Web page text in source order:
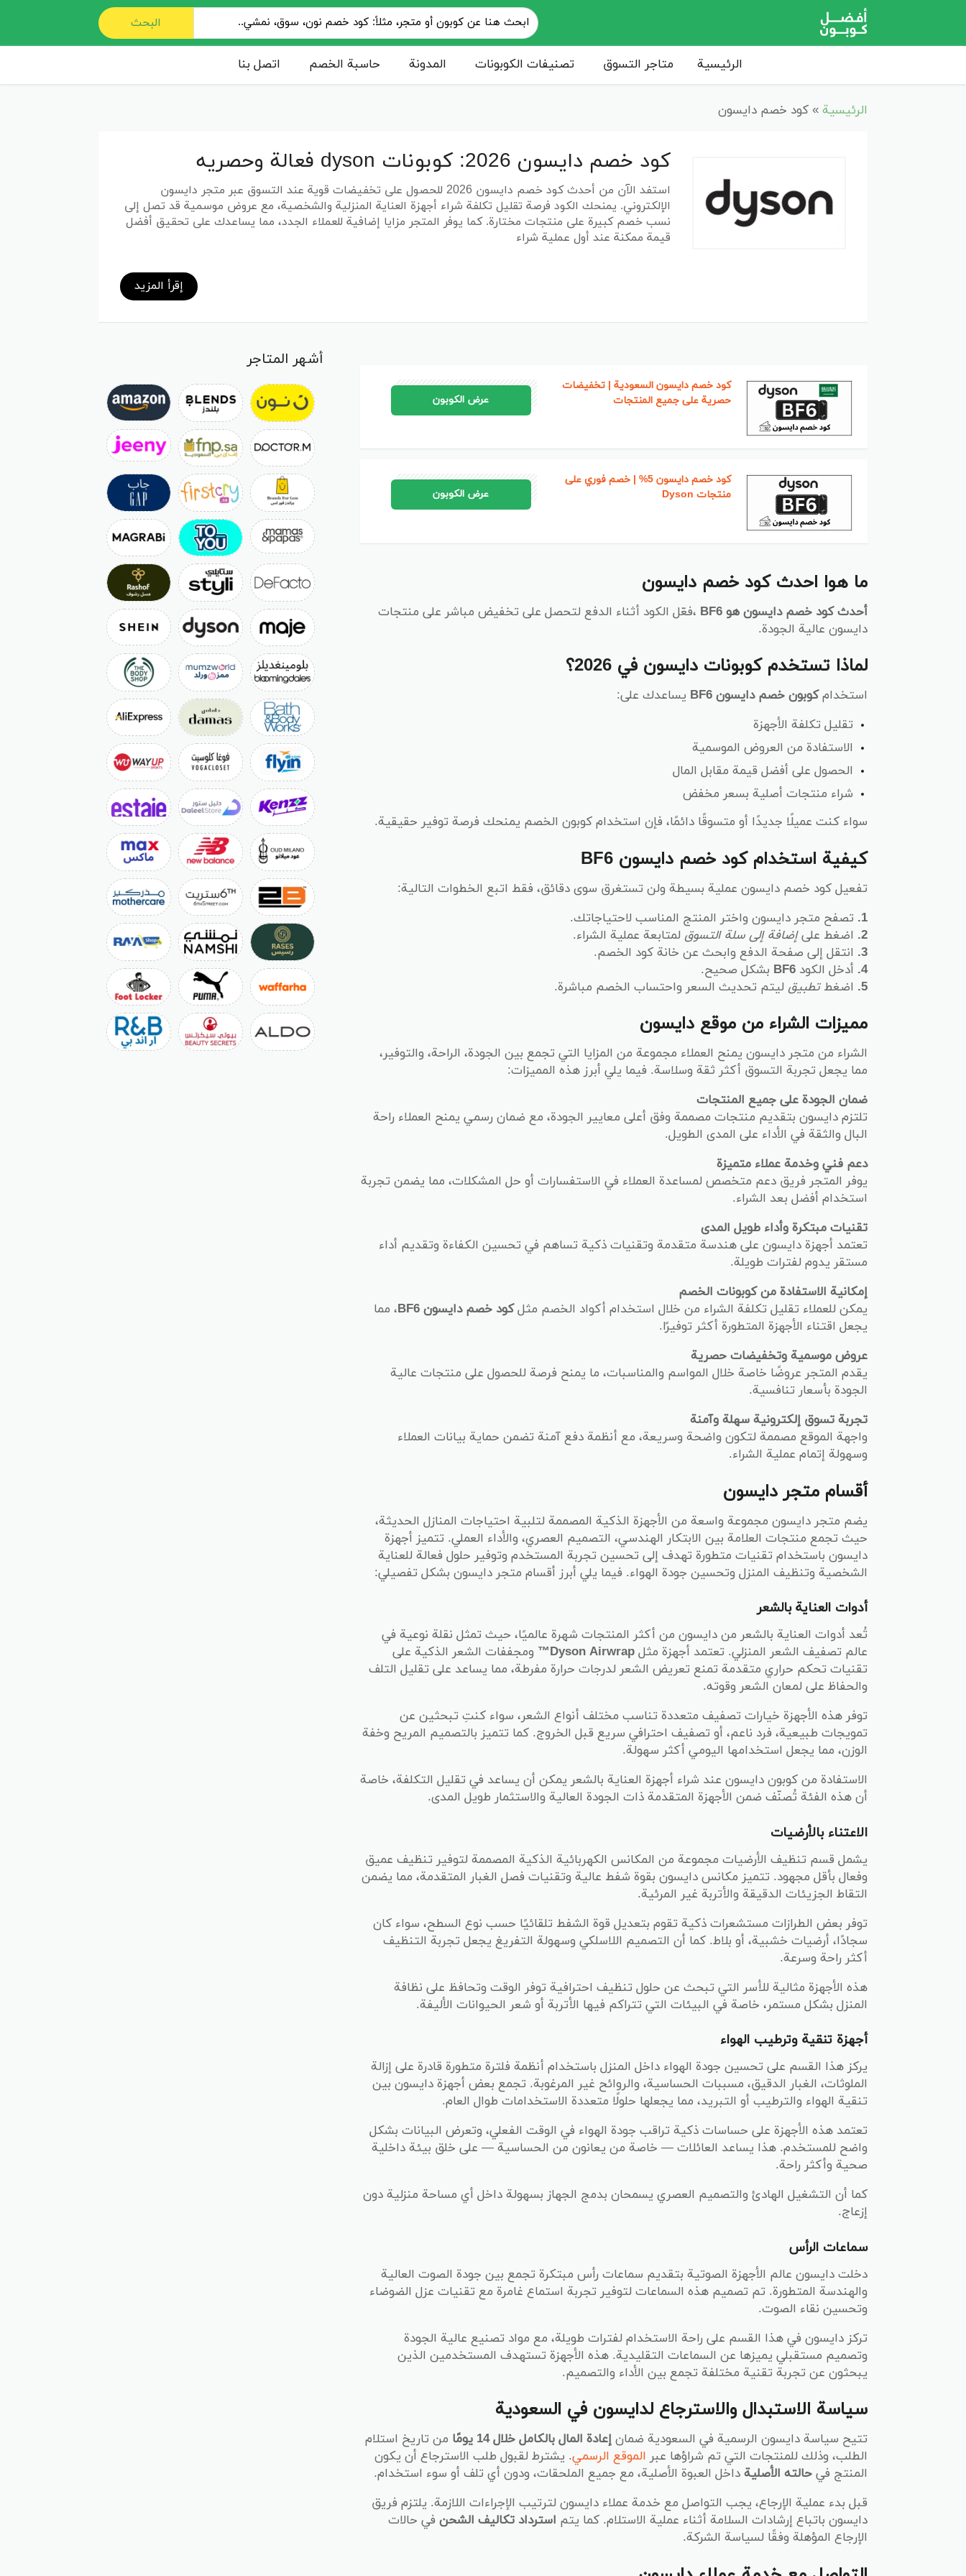
البحث
الرئيسية متاجر التسوق تصنيفات الكوبونات المدونة حاسبة الخصم اتصل بنا
الرئيسية » كود خصم دايسون
إقرأ المزيد
كود خصم دايسون 2026: كوبونات dyson فعالة وحصريه
استفد الآن من أحدث كود خصم دايسون 2026
للحصول على تخفيضات قوية عند التسوق عبر متجر دايسون
الإلكتروني. يمنحك الكود فرصة تقليل تكلفة شراء أجهزة العناية المنزلية والشخصية، مع عروض موسمية قد تصل إلى
نسب خصم كبيرة على منتجات مختارة. كما يوفر المتجر مزايا إضافية للعملاء الجدد، مما يساعدك على تحقيق أفضل
قيمة ممكنة عند أول عملية شراء
كود خصم دايسون السعودية | تخفيضات
حصرية على جميع المنتجات
عرض الكوبون
كود خصم دايسون 5% | خصم فوري على
منتجات Dyson
عرض الكوبون
ما هوا احدث كود خصم دايسون
أحدث كود خصم دايسون هو BF6
،فعّل الكود أثناء الدفع لتحصل على تخفيض مباشر على منتجات
دايسون عالية الجودة.
لماذا تستخدم كوبونات دايسون في 2026؟
استخدامكوبون خصم دايسون BF6
يساعدك على:
تقليل تكلفة الأجهزة
الاستفادة من العروض الموسمية
الحصول على أفضل قيمة مقابل المال
شراء منتجات أصلية بسعر مخفض
سواء كنت عميلًا جديدًا أو متسوقًا دائمًا، فإن استخدام كوبون الخصم يمنحك فرصة توفير حقيقية.
كيفية استخدام كود خصم دايسون BF6
تفعيل كود خصم دايسون عملية بسيطة ولن تستغرق سوى دقائق، فقط اتبع الخطوات التالية:
1. تصفح متجر دايسون واختر المنتج المناسب لاحتياجاتك.
2. اضغط علىإضافة إلى سلة التسوق لمتابعة عملية الشراء.
3. انتقل إلى صفحة الدفع وابحث عن خانة كود الخصم.
4. أدخل الكود BF6 بشكل صحيح.
5. اضغطتطبيق ليتم تحديث السعر واحتساب الخصم مباشرة.
مميزات الشراء من موقع دايسون
الشراء من متجر دايسون يمنح العملاء مجموعة من المزايا التي تجمع بين الجودة، الراحة، والتوفير،
مما يجعل تجربة التسوق أكثر ثقة وسلاسة. فيما يلي أبرز هذه المميزات:
ضمان الجودة على جميع المنتجات
تلتزم دايسون بتقديم منتجات مصممة وفق أعلى معايير الجودة، مع ضمان رسمي يمنح العملاء راحة
البال والثقة في الأداء على المدى الطويل.
دعم فني وخدمة عملاء متميزة
يوفر المتجر فريق دعم متخصص لمساعدة العملاء في الاستفسارات أو حل المشكلات، مما يضمن تجربة
استخدام أفضل بعد الشراء.
تقنيات مبتكرة وأداء طويل المدى
تعتمد أجهزة دايسون على هندسة متقدمة وتقنيات ذكية تساهم في تحسين الكفاءة وتقديم أداء
مستقر يدوم لفترات طويلة.
إمكانية الاستفادة من كوبونات الخصم
يمكن للعملاء تقليل تكلفة الشراء من خلال استخدام أكواد الخصم مثلكود خصم دايسون BF6
، مما
يجعل اقتناء الأجهزة المتطورة أكثر توفيرًا.
عروض موسمية وتخفيضات حصرية
يقدم المتجر عروضًا خاصة خلال المواسم والمناسبات، ما يمنح فرصة للحصول على منتجات عالية
الجودة بأسعار تنافسية.
تجربة تسوق إلكترونية سهلة وآمنة
واجهة الموقع مصممة لتكون واضحة وسريعة، مع أنظمة دفع آمنة تضمن حماية بيانات العملاء
وسهولة إتمام عملية الشراء.
أقسام متجر دايسون
يضم متجر دايسون مجموعة واسعة من الأجهزة الذكية المصممة لتلبية احتياجات المنازل الحديثة،
حيث تجمع منتجات العلامة بين الابتكار الهندسي، التصميم العصري، والأداء العملي. تتميز أجهزة
دايسون باستخدام تقنيات متطورة تهدف إلى تحسين تجربة المستخدم وتوفير حلول فعالة للعناية
الشخصية وتنظيف المنزل وتحسين جودة الهواء. فيما يلي أبرز أقسام متجر دايسون بشكل تفصيلي:
أدوات العناية بالشعر
تُعد أدوات العناية بالشعر من دايسون من أكثر المنتجات شهرة عالميًا، حيث تمثل نقلة نوعية في
عالم تصفيف الشعر المنزلي. تعتمد أجهزة مثل Dyson Airwrap™
ومجففات الشعر الذكية على
تقنيات تحكم حراري متقدمة تمنع تعريض الشعر لدرجات حرارة مفرطة، مما يساعد على تقليل التلف
والحفاظ على لمعان الشعر وقوته.
توفر هذه الأجهزة خيارات تصفيف متعددة تناسب مختلف أنواع الشعر، سواء كنتِ تبحثين عن
تمويجات طبيعية، فرد ناعم، أو تصفيف احترافي سريع قبل الخروج. كما تتميز بالتصميم المريح وخفة
الوزن، مما يجعل استخدامها اليومي أكثر سهولة.
الاستفادة من كوبون دايسون عند شراء أجهزة العناية بالشعر يمكن أن يساعد في تقليل التكلفة، خاصة
أن هذه الفئة تُصنّف ضمن الأجهزة المتقدمة ذات الجودة العالية والاستثمار طويل المدى.
الاعتناء بالأرضيات
يشمل قسم تنظيف الأرضيات مجموعة من المكانس الكهربائية الذكية المصممة لتوفير تنظيف عميق
وفعال بأقل مجهود. تتميز مكانس دايسون بقوة شفط عالية وتقنيات فصل الغبار المتقدمة، مما يضمن
التقاط الجزيئات الدقيقة والأتربة غير المرئية.
توفر بعض الطرازات مستشعرات ذكية تقوم بتعديل قوة الشفط تلقائيًا حسب نوع السطح، سواء كان
سجادًا، أرضيات خشبية، أو بلاط. كما أن التصميم اللاسلكي وسهولة التفريغ يجعل تجربة التنظيف
أكثر راحة وسرعة.
هذه الأجهزة مثالية للأسر التي تبحث عن حلول تنظيف احترافية توفر الوقت وتحافظ على نظافة
المنزل بشكل مستمر، خاصة في البيئات التي تتراكم فيها الأتربة أو شعر الحيوانات الأليفة.
أجهزة تنقية وترطيب الهواء
يركز هذا القسم على تحسين جودة الهواء داخل المنزل باستخدام أنظمة فلترة متطورة قادرة على إزالة
الملوثات، الغبار الدقيق، مسببات الحساسية، والروائح غير المرغوبة. تجمع بعض أجهزة دايسون بين
تنقية الهواء والترطيب أو التبريد، مما يجعلها حلولًا متعددة الاستخدامات طوال العام.
تعتمد هذه الأجهزة على حساسات ذكية تراقب جودة الهواء في الوقت الفعلي، وتعرض البيانات بشكل
واضح للمستخدم. هذا يساعد العائلات — خاصة من يعانون من الحساسية — على خلق بيئة داخلية
صحية وأكثر راحة.
كما أن التشغيل الهادئ والتصميم العصري يسمحان بدمج الجهاز بسهولة داخل أي مساحة منزلية دون
إزعاج.
سماعات الرأس
دخلت دايسون عالم الأجهزة الصوتية بتقديم سماعات رأس مبتكرة تجمع بين جودة الصوت العالية
والهندسة المتطورة. تم تصميم هذه السماعات لتوفير تجربة استماع غامرة مع تقنيات عزل الضوضاء
وتحسين نقاء الصوت.
تركز دايسون في هذا القسم على راحة الاستخدام لفترات طويلة، مع مواد تصنيع عالية الجودة
وتصميم مستقبلي يميزها عن السماعات التقليدية. هذه الأجهزة تستهدف المستخدمين الذين
يبحثون عن تجربة تقنية مختلفة تجمع بين الأداء والتصميم.
سياسة الاستبدال والاسترجاع لدايسون في السعودية
تتيح سياسة دايسون الرسمية في السعودية ضمان إعادة المال بالكامل خلال 14 يومًا
من تاريخ استلام
الطلب، وذلك للمنتجات التي تم شراؤها عبر الموقع الرسمي. يشترط لقبول طلب الاسترجاع أن يكون
المنتج في حالته الأصلية داخل العبوة الأصلية، مع جميع الملحقات، ودون أي تلف أو سوء استخدام.
قبل بدء عملية الإرجاع، يجب التواصل مع خدمة عملاء دايسون لترتيب الإجراءات اللازمة. يلتزم فريق
دايسون باتباع إرشادات السلامة أثناء عملية الاستلام. كما يتم استرداد تكاليف الشحن في حالات
الإرجاع المؤهلة وفقًا لسياسة الشركة.
أشهر المتاجر